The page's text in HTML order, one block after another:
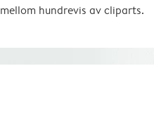
mellom hundrevis av cliparts.